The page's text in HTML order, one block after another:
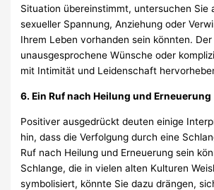
Situation übereinstimmt, untersuchen Sie
sexueller Spannung, Anziehung oder
Ihrem Leben vorhanden sein könnten.
unausgesprochene Wünsche oder
mit Intimität und Leidenschaft
6. Ein Ruf nach Heilung und Erneuerung
Positiver ausgedrückt deuten einige
hin, dass die Verfolgung durch eine
Ruf nach Heilung und Erneuerung sein
Schlange, die in vielen alten Kulturen
symbolisiert, könnte Sie dazu drängen,